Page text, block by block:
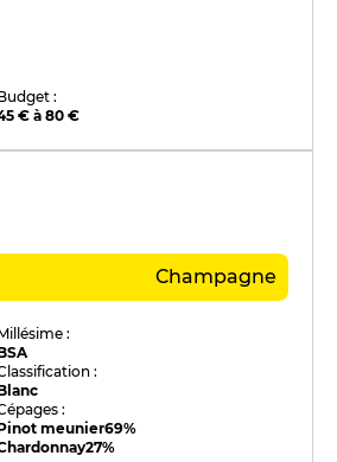
:
€ à 80 €
Champagne
:
:
:
meunier69%
27%